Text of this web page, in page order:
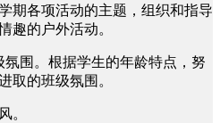
期各项活动的主题，组织和指导
趣的户外活动。
氛围。根据学生的年龄特点，努
取的班级氛围。
。